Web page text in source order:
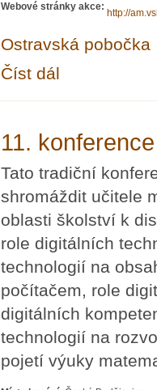
Webové stránky akce:
http://
Ostravská pobočka
Číst dál
11.
Tato tradiční
shromáždit učitele
oblasti školství k
role digitálních
technologií na
počítačem, role
digitálních
technologií na
pojetí výuky